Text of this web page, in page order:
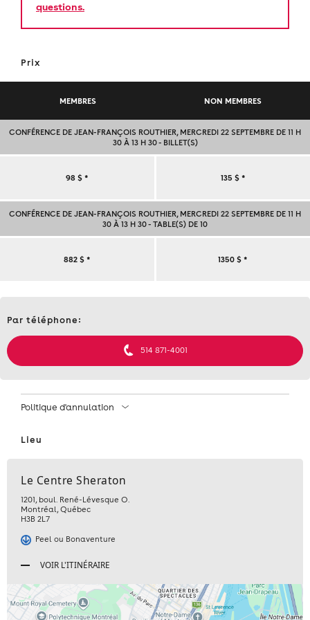
questions.
Prix
MEMBRES NON MEMBRES
CONFÉRENCE DE JEAN-FRANÇOIS ROUTHIER, MERCREDI 22 SEPTEMBRE DE 11 H
30 À 13 H 30 - BILLET(S)
CONFÉRENCE
JEAN-
FRANÇOIS
MERCREDI
DE
30
30
98 $ * 135 $ *
CONFÉRENCE DE JEAN-FRANÇOIS ROUTHIER, MERCREDI 22 SEPTEMBRE DE 11 H
30 À 13 H 30 - TABLE(S) DE 10
CONFÉRENCE
JEAN-
MERCREDI
À
882 $ * 1350 $ *
etPar téléphone:
514 871-4001
Politique d'annulation
Lieu
Le Centre Sheraton
1201, boul. René-Lévesque O.
Montréal,Québec
H3B 2L7
Peel ou Bonaventure
VOIR L'ITINÉRAIRE